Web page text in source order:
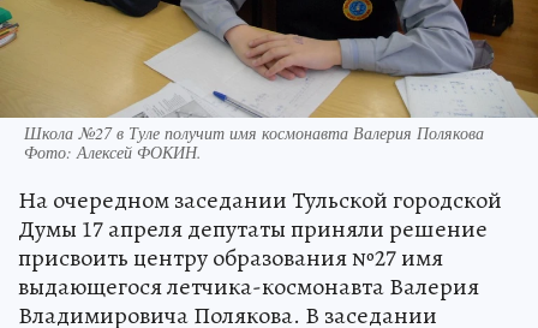
Школа №27 в Туле получит имя космонавта Валерия Полякова
Фото:Алексей ФОКИН.
На очередном заседании Тульской городской
Думы 17 апреля депутаты приняли решение
присвоить центру образования №27 имя
выдающегося летчика-космонавта Валерия
Владимировича Полякова. В заседании